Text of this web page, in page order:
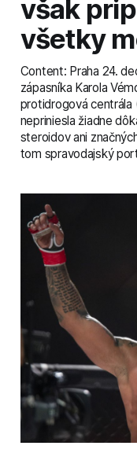
však
všetky
Content: Praha 24.
zápasníka Karola
protidrogová centrála
nepriniesla žiadne
steroidov ani
tom spravodajský